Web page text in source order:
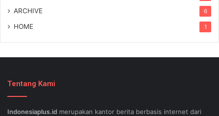
ARCHIVE 6
HOME 1
Tentang Kami
Indonesiaplus.id merupakan kantor berita berbasis internet dari